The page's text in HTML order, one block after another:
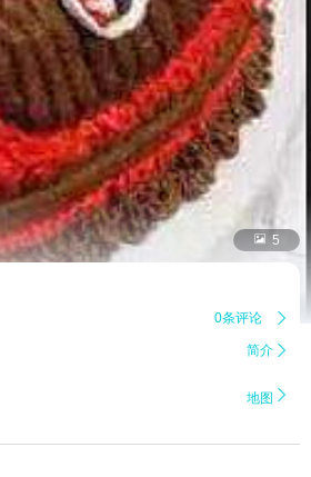
 5
0条评论 
简介 
地图 